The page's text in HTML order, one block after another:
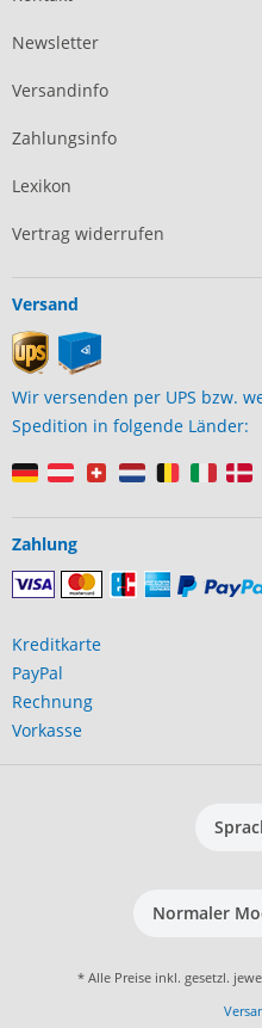
Newsletter
Versandinfo
Zahlungsinfo
Lexikon
Vertrag widerrufen
Versand
Wir versenden per UPS bzw.
Spedition in folgende Länder:
Zahlung
Kreditkarte
PayPal
Rechnung
Vorkasse
Normaler
* Alle Preise inkl. gesetzl.